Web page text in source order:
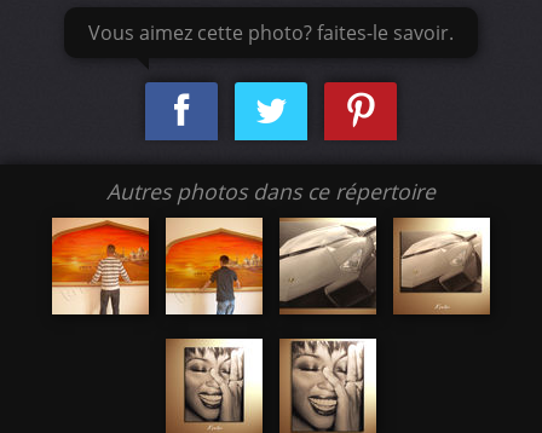
Vous aimez cette photo? faites-le savoir.
Autres photos dans ce répertoire